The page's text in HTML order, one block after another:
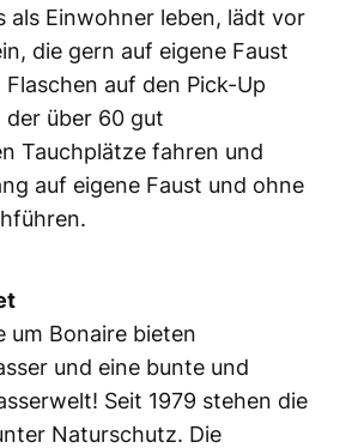
als Einwohner leben, lädt vor
die gern auf eigene Faust
auf den Pick-Up
der über 60 gut
Tauchplätze fahren und
auf eigene Faust und ohne
um Bonaire bieten
und eine bunte und
Seit 1979 stehen die
Naturschutz. Die